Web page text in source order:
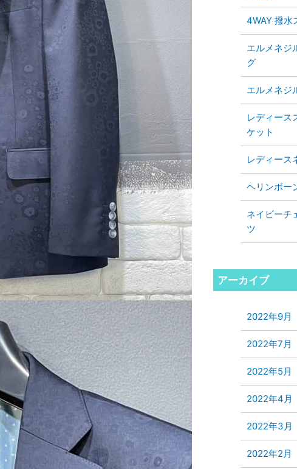
4WAY 撥水
エルメネジ
グ
エルメネジ
レディー
ケット
レディース
ヘリンボー
ネイビーチ
ツ
アーカイブ
2022年9月
2022年7月
2022年5月
2022年4月
2022年3月
2022年2月